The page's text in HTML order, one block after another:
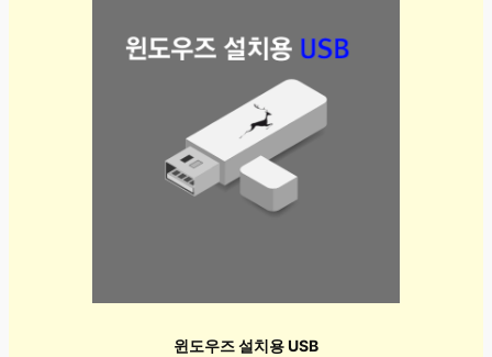
윈도우즈 설치용 USB